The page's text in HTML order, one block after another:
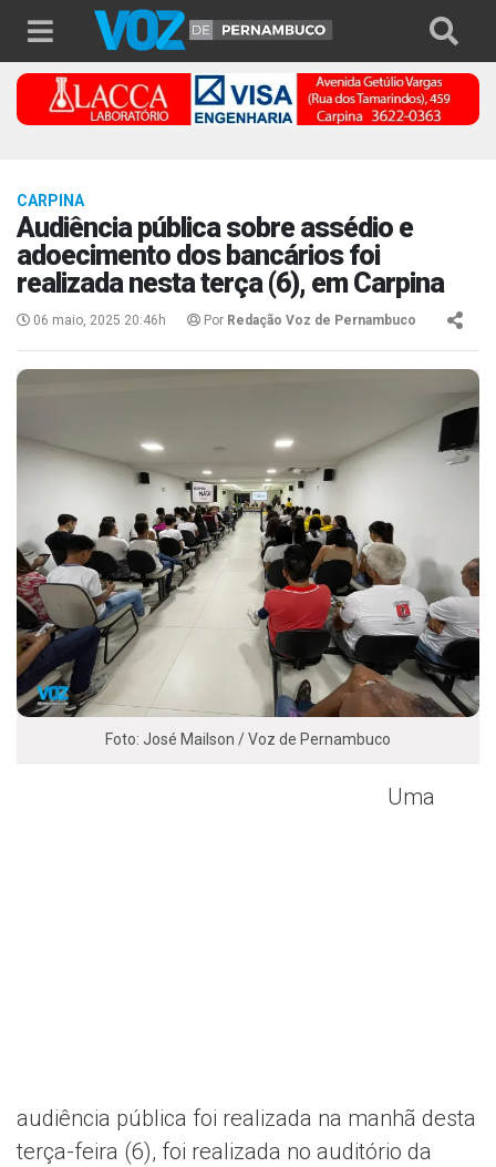
CARPINA
Audiência pública sobre assédio e
adoecimento dos bancários foi
realizada nesta terça (6), em Carpina
06 maio, 2025 20:46h Por Redação Voz de Pernambuco
Foto: José Mailson / Voz de Pernambuco
Uma
audiência pública foi realizada na manhã desta
terça-feira (6), foi realizada no auditório da